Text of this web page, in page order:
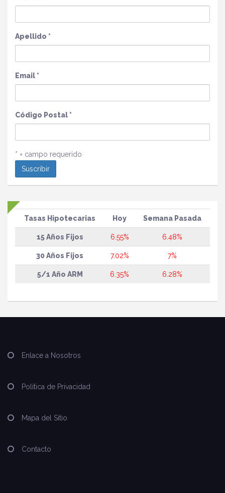
Apellido *
Email*
Código Postal*
* = campo requerido
Tasas Hipotecarias Hoy Semana Pasada
15 Años Fijos 6.55% 6.48%
30 Años Fijos 7.02% 7%
5/1 Año ARM 6.35% 6.28%
Enlace a Nosotros
Política de Privacidad
Mapa del Sitio
Contacto